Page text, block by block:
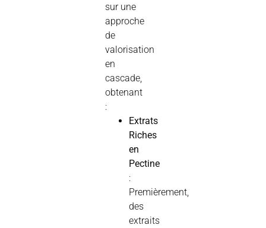
sur une
approche
de
valorisation
en
cascade,
obtenant
:
Extrats
Riches
en
Pectine
:
Premièrement,
des
extraits